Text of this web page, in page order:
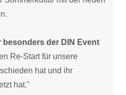
besonders der DIN Event
Re-Start für unsere
hat und ihr
hat."